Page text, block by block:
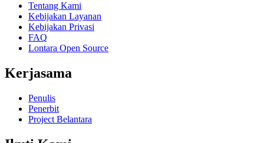
Tentang Kami
Kebijakan Layanan
Kebijakan Privasi
FAQ
Lontara Open Source
Kerjasama
Penulis
Penerbit
Project Belantara